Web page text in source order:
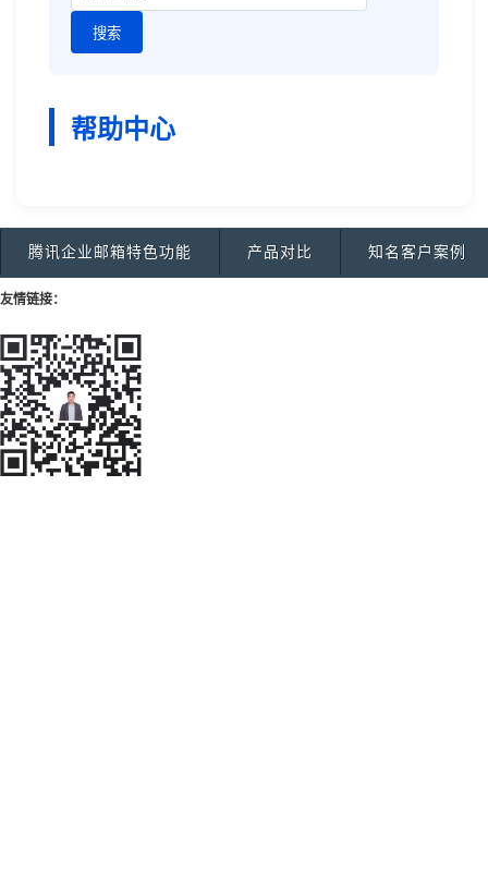
帮助中心
腾讯企业邮箱特色功能 产品对比 知名客户案例
友情链接：